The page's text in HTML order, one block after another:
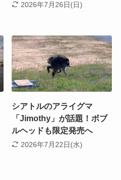
2026年7月26日(日)
シアトルのアライグマ
「Jimothy」が話題！ボブ
ルヘッドも限定発売へ
2026年7月22日(水)